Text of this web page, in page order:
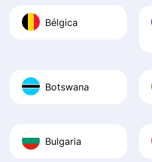
Bélgica
Botswana
Bulgaria